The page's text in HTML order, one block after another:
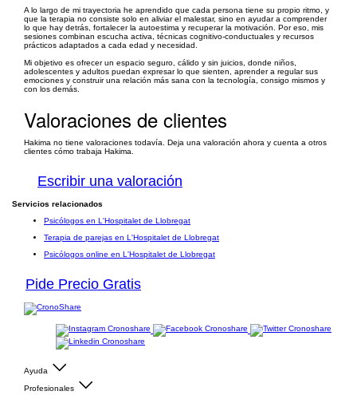
A lo largo de mi trayectoria he aprendido que cada persona tiene su propio ritmo, y
que la terapia no consiste solo en aliviar el malestar, sino en ayudar a comprender
lo que hay detrás, fortalecer la autoestima y recuperar la motivación. Por eso, mis
sesiones combinan escucha activa, técnicas cognitivo-conductuales y recursos
prácticos adaptados a cada edad y necesidad.
Mi objetivo es ofrecer un espacio seguro, cálido y sin juicios, donde niños,
adolescentes y adultos puedan expresar lo que sienten, aprender a regular sus
emociones y construir una relación más sana con la tecnología, consigo mismos y
con los demás.
Valoraciones de clientes
Hakima no tiene valoraciones todavía. Deja una valoración ahora y cuenta a otros
clientes cómo trabaja Hakima.
Escribir una valoración
Servicios relacionados
Psicólogos en L'Hospitalet de Llobregat
Terapia de parejas en L'Hospitalet de Llobregat
Psicólogos online en L'Hospitalet de Llobregat
Pide Precio Gratis
Ayuda
Profesionales